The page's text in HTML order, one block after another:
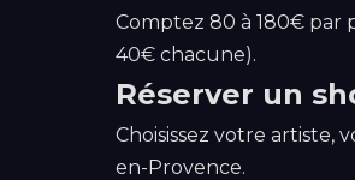
Comptez 80 à 180€ par
40€ chacune).
Réserver un
Choisissez votre artiste,
en-Provence.